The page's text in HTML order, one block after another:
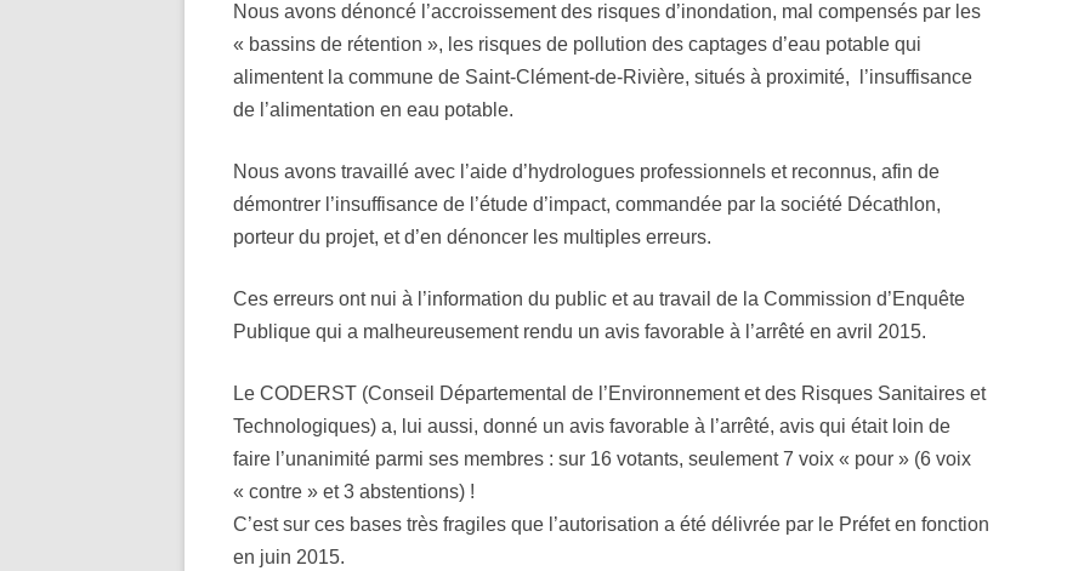
Nous avons dénoncé l’accroissement des risques d’inondation, mal compensés par les
« bassins de rétention », les risques de pollution des captages d’eau potable qui
alimentent la commune de Saint-Clément-de-Rivière, situés à proximité, l’insuffisance
de l’alimentation en eau potable.
Nous avons travaillé avec l’aide d’hydrologues professionnels et reconnus, afin de
démontrer l’insuffisance de l’étude d’impact, commandée par la société Décathlon,
porteur du projet, et d’en dénoncer les multiples erreurs.
Ces erreurs ont nui à l’information du public et au travail de la Commission d’Enquête
Publique qui a malheureusement rendu un avis favorable à l’arrêté en avril 2015.
Le CODERST (Conseil Départemental de l’Environnement et des Risques Sanitaires et
Technologiques) a, lui aussi, donné un avis favorable à l’arrêté, avis qui était loin de
faire l’unanimité parmi ses membres : sur 16 votants, seulement 7 voix « pour » (6 voix
« contre » et 3 abstentions) !
C’est sur ces bases très fragiles que l’autorisation a été délivrée par le Préfet en fonction
en juin 2015.